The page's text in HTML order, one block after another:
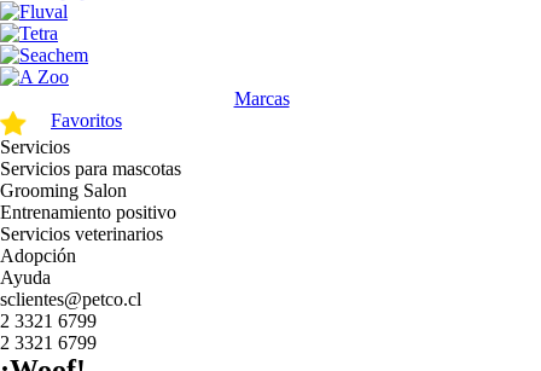
Marcas
Favoritos
Servicios
Servicios para mascotas
Grooming Salon
Entrenamiento positivo
Servicios veterinarios
Adopción
Ayuda
sclientes@petco.cl
2 3321 6799
2 3321 6799